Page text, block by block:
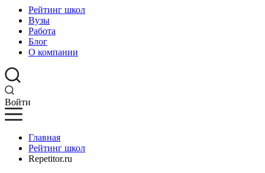
Рейтинг школ
Вузы
Работа
Блог
О компании
Войти
Главная
Рейтинг школ
Repetitor.ru